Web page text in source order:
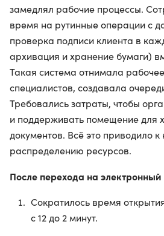
замедлял рабочие процессы.
время на рутинные операции с
проверка подписи клиента в
архивация и хранение бумаги)
Такая система отнимала
специалистов, создавала
Требовались затраты, чтобы
и поддерживать помещение для
документов. Всё это приводило
распределению ресурсов.
После перехода на
Сократилось время
с 12 до 2 минут.